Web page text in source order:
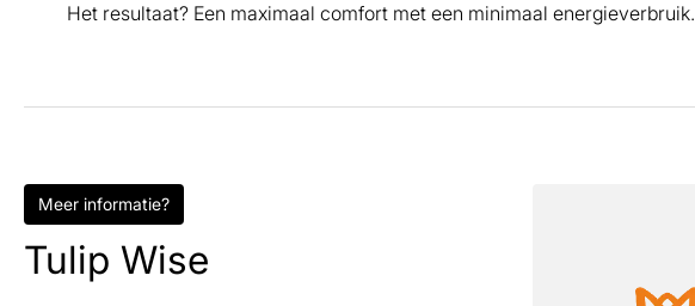
Het resultaat? Een maximaal comfort met een minimaal energieverbruik.
Meer informatie?
Tulip Wise